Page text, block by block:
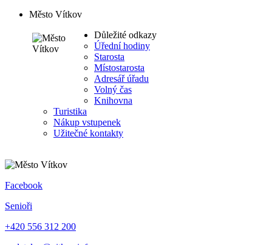
Město Vítkov
Důležité odkazy
Úřední hodiny
Starosta
Místostarosta
Adresář úřadu
Volný čas
Knihovna
Turistika
Nákup vstupenek
Užitečné kontakty
Facebook
Senioři
+420 556 312 200